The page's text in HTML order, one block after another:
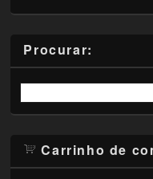
Procurar:
Carrinho de